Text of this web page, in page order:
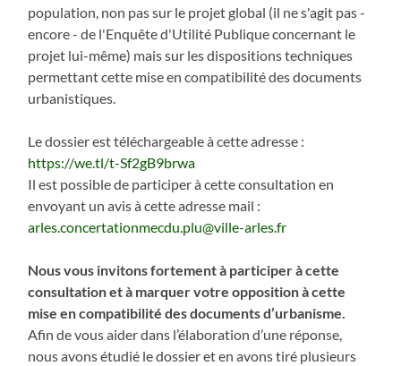
population, non pas sur le projet global (il ne s'agit pas -
encore - de l'Enquête d'Utilité Publique concernant le
projet lui-même) mais sur les dispositions techniques
permettant cette mise en compatibilité des documents
urbanistiques.
Le dossier est téléchargeable à cette adresse :
https://we.tl/t-Sf2gB9brwa
Il est possible de participer à cette consultation en
envoyant un avis à cette adresse mail :
arles.concertationmecdu.plu@ville-arles.fr
Nous vous invitons fortement à participer à cette
consultation et à marquer votre opposition à cette
mise en compatibilité des documents d’urbanisme.
Afin de vous aider dans l’élaboration d’une réponse,
nous avons étudié le dossier et en avons tiré plusieurs